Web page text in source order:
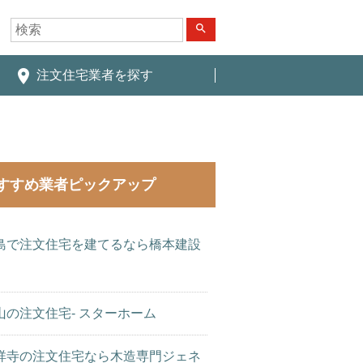
search
place 注文住宅業者を探す
すめ業者ピックアップ
で注文住宅を建てるなら橋本建設
の注文住宅- スターホーム
寺の注文住宅なら木造専門ジェネ